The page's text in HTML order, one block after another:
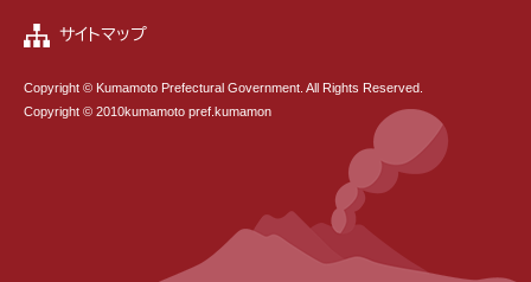
サイトマップ
Copyright © Kumamoto Prefectural Government. All Rights Reserved.
Copyright © 2010kumamoto pref.kumamon